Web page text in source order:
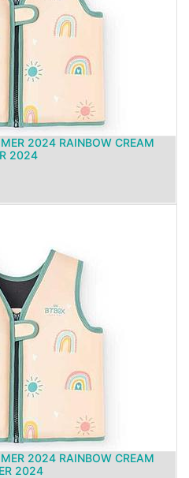
2024 RAINBOW CREAM
2024
2024 RAINBOW CREAM
2024